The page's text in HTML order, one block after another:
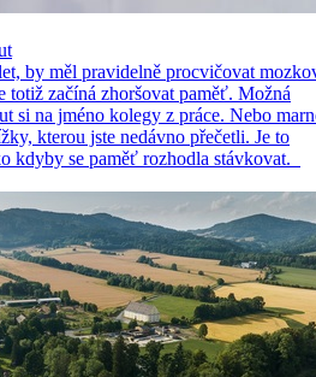
by měl pravidelně procvičovat
totiž začíná zhoršovat paměť. Možná
si na jméno kolegy z práce. Nebo
kterou jste nedávno přečetli. Je to
kdyby se paměť rozhodla stávkovat.